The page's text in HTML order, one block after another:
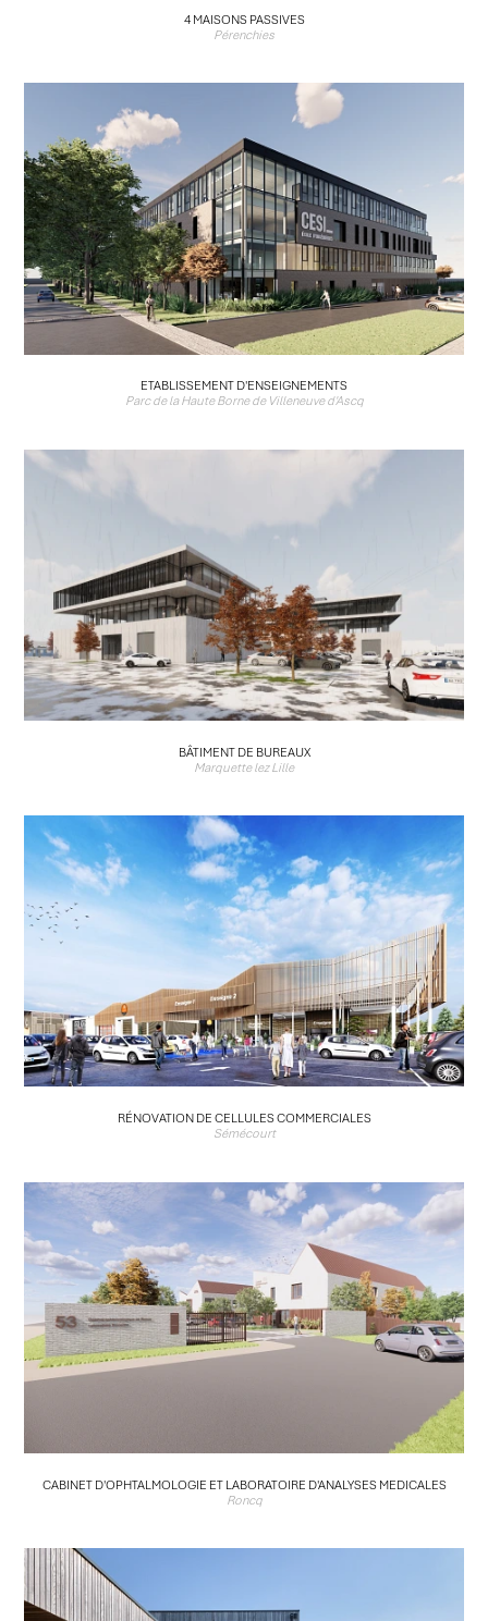
4 MAISONS PASSIVES
Pérenchies
ETABLISSEMENT D'ENSEIGNEMENTS
Parc de la Haute Borne de Villeneuve d'Ascq
BÂTIMENT DE BUREAUX
Marquette lez Lille
RÉNOVATION DE CELLULES COMMERCIALES
Sémécourt
CABINET D'OPHTALMOLOGIE ET LABORATOIRE D'ANALYSES MEDICALES
Roncq